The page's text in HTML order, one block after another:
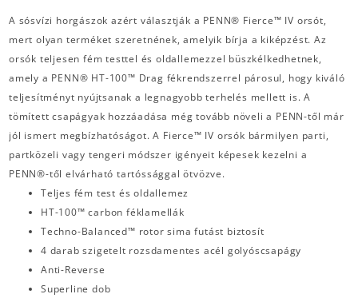
A sósvízi horgászok azért választják a PENN® Fierce™ IV orsót,
mert olyan terméket szeretnének, amelyik bírja a kiképzést. Az
orsók teljesen fém testtel és oldallemezzel büszkélkedhetnek,
amely a PENN® HT-100™ Drag fékrendszerrel párosul, hogy kiváló
teljesítményt nyújtsanak a legnagyobb terhelés mellett is. A
tömített csapágyak hozzáadása még tovább növeli a PENN-től már
jól ismert megbízhatóságot. A Fierce™ IV orsók bármilyen parti,
partközeli vagy tengeri módszer igényeit képesek kezelni a
PENN®-től elvárható tartóssággal ötvözve.
Teljes fém test és oldallemez
HT-100™ carbon féklamellák
Techno-Balanced™ rotor sima futást biztosít
4 darab szigetelt rozsdamentes acél golyóscsapágy
Anti-Reverse
Superline dob